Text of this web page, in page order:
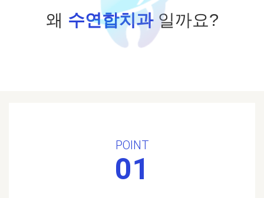
왜 수연합치과일까요?
POINT
01